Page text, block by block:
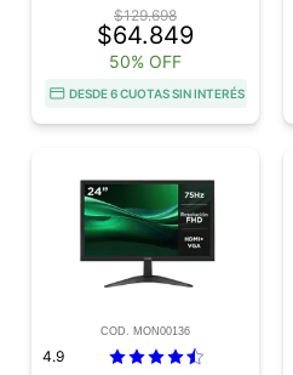
$129.698
$64.849
50% OFF
DESDE 6 CUOTAS SIN INTERÉS
COD. MON00136
4.9